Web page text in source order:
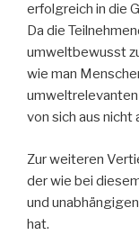
erfolgreich in die
Da die
umweltbewusst
wie man
von sich aus nicht
Zur weiteren
der wie bei
und
hat.